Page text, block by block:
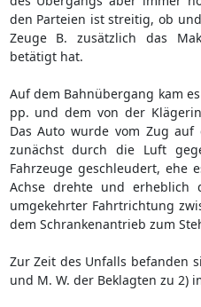
den Parteien ist streitig, ob
Zeuge B. zusätzlich das
betätigt hat.
Auf dem Bahnübergang kam
pp. und dem von der
Das Auto wurde vom Zug
zunächst durch die Luft
Fahrzeuge geschleudert, ehe
Achse drehte und erheblich
umgekehrter Fahrtrichtung
dem Schrankenantrieb zum
Zur Zeit des Unfalls befanden
und M. W. der Beklagten zu 2)